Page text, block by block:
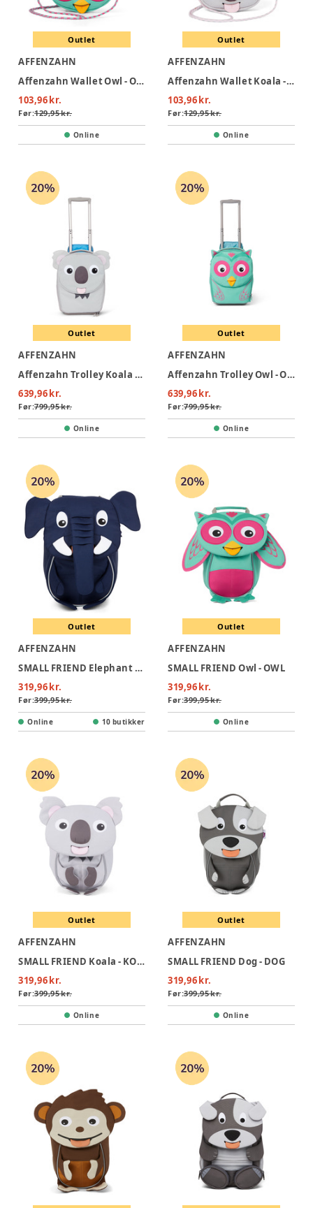
Outlet
AFFENZAHN
Affenzahn Wallet Owl - Owl
103,96 kr.
Før:129,95 kr.
Online
Outlet
AFFENZAHN
Affenzahn Wallet Koala - Koala
103,96 kr.
Før:129,95 kr.
Online
Outlet
AFFENZAHN
Affenzahn Trolley Koala - Koala
639,96 kr.
Før:799,95 kr.
Online
Outlet
AFFENZAHN
Affenzahn Trolley Owl - Owl
639,96 kr.
Før:799,95 kr.
Online
Outlet
AFFENZAHN
SMALL FRIEND Elephant - ELEPHANT
319,96 kr.
Før:399,95 kr.
Online 10 butikker
Outlet
AFFENZAHN
SMALL FRIEND Owl - OWL
319,96 kr.
Før:399,95 kr.
Online
Outlet
AFFENZAHN
SMALL FRIEND Koala - KOALA
319,96 kr.
Før:399,95 kr.
Online
Outlet
AFFENZAHN
SMALL FRIEND Dog - DOG
319,96 kr.
Før:399,95 kr.
Online